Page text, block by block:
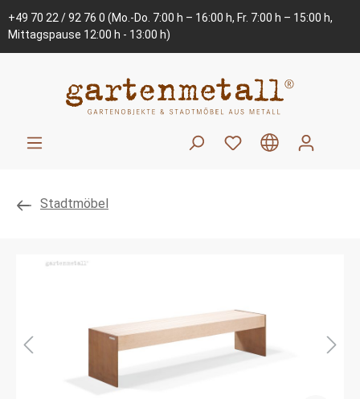
+49 70 22 / 92 76 0 (Mo.-Do. 7:00 h – 16:00 h, Fr. 7:00 h – 15:00 h,
Mittagspause 12:00 h - 13:00 h)
Stadtmöbel